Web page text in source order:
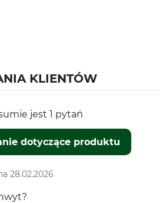
KLIENTÓW
jest 1 pytań
dotyczące produktu
28.02.2026